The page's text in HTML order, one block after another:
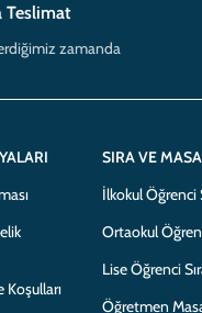
Teslimat
zamanda
SIRA VE
İlkokul Öğrenci
Ortaokul
Lise Öğrenci
Öğretmen